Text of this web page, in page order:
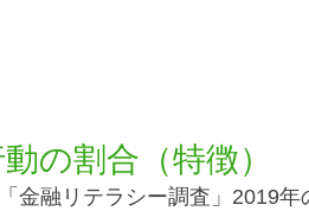
の割合（特徴）
金融リテラシー調査」2019